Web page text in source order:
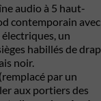
audio à 5 haut-
contemporain avec
un
habillés de drap
noir.
par un
aux portiers des